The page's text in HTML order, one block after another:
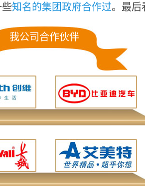
知名的集团政府合作过。最后
我公司合作伙伴